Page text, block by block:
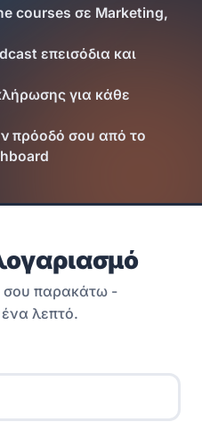
courses σε Marketing,
επεισόδια και
για κάθε
πρόοδό σου από το
σου παρακάτω -
ένα λεπτό.